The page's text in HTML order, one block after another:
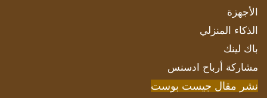
الأجهزة
الذكاء المنزلي
باك لينك
مشاركة أرباح ادسنس
نشر مقال جيست بوست